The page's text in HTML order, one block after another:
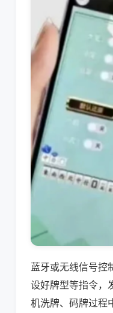
蓝牙或无线信号控
设好牌型等指令，
机洗牌、码牌过程